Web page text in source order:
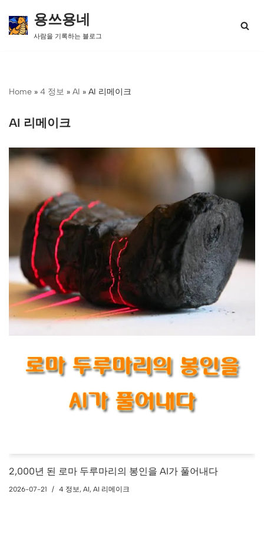
콘
너
용쓰용네
사람을 기록하는 블로그
Home » 4 정보 » AI » AI 리메이크
AI 리메이크
2,000년 된 로마 두루마리의 봉인을 AI가 풀어내다
2026-07-21 4 정보, AI, AI 리메이크